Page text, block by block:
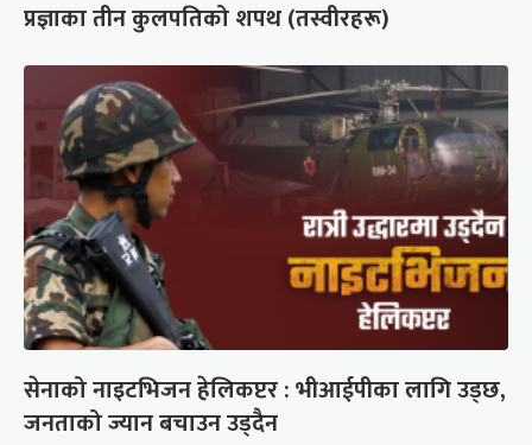
प्रज्ञाका तीन कुलपतिको शपथ (तस्वीरहरू)
सेनाको नाइटभिजन हेलिकप्टर : भीआईपीका लागि उड्छ,
जनताको ज्यान बचाउन उड्दैन